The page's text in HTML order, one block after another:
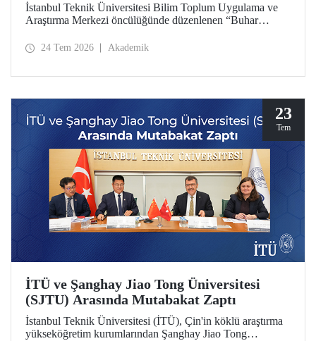
İstanbul Teknik Üniversitesi Bilim Toplum Uygulama ve
Araştırma Merkezi öncülüğünde düzenlenen “Buhar
Necmettin Erbakan Gümüşsuyu Yerleşkesi’nde
24 Tem 2026 Akademik
23
Tem
İTÜ ve Şanghay Jiao Tong Üniversitesi
(SJTU) Arasında Mutabakat Zaptı
İstanbul Teknik Üniversitesi (İTÜ), Çin'in köklü araştırma
yükseköğretim kurumlarından Şanghay Jiao Tong